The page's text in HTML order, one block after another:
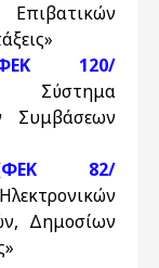
120/
Σύστημα
Συμβάσεων
82/
Δημοσίων